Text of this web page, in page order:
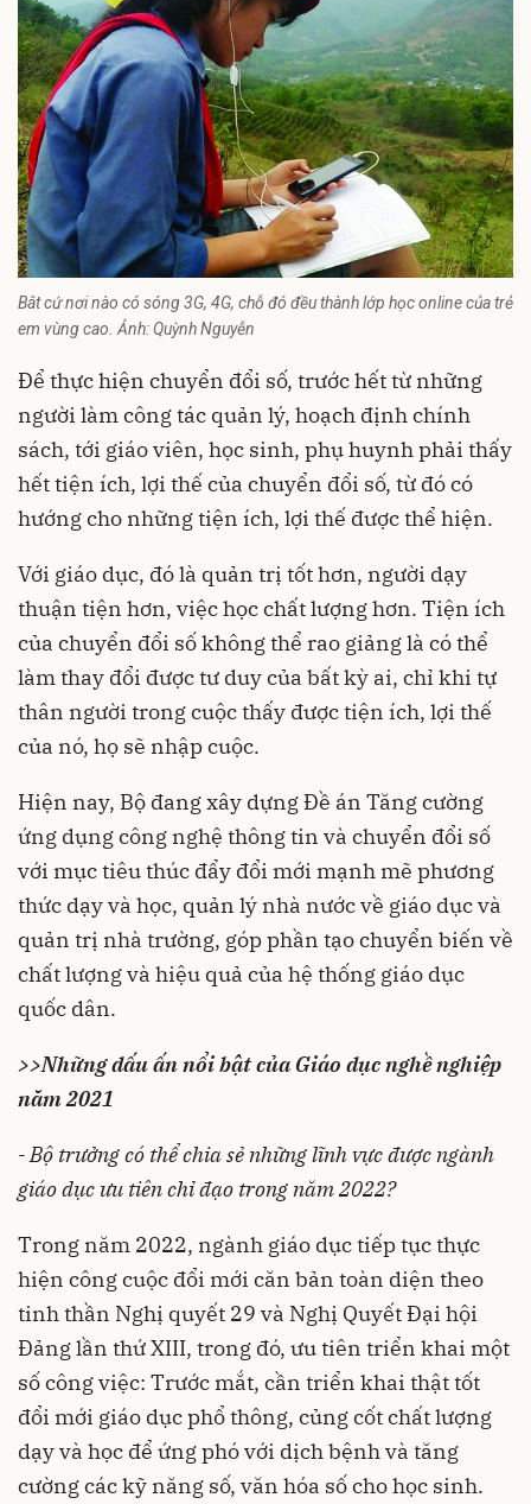
Bât cứ nơi nào có sóng 3G, 4G, chỗ đó đều thành lớp học online của trẻ
em vùng cao. Ảnh: Quỳnh Nguyễn
Để thực hiện chuyển đổi số, trước hết từ những
người làm công tác quản lý, hoạch định chính
sách, tới giáo viên, học sinh, phụ huynh phải thấy
hết tiện ích, lợi thế của chuyển đổi số, từ đó có
hướng cho những tiện ích, lợi thế được thể hiện.
Với giáo dục, đó là quản trị tốt hơn, người dạy
thuận tiện hơn, việc học chất lượng hơn. Tiện ích
của chuyển đổi số không thể rao giảng là có thể
làm thay đổi được tư duy của bất kỳ ai, chỉ khi tự
thân người trong cuộc thấy được tiện ích, lợi thế
của nó, họ sẽ nhập cuộc.
Hiện nay, Bộ đang xây dựng Đề án Tăng cường
ứng dụng công nghệ thông tin và chuyển đổi số
với mục tiêu thúc đẩy đổi mới mạnh mẽ phương
thức dạy và học, quản lý nhà nước về giáo dục và
quản trị nhà trường, góp phần tạo chuyển biến về
chất lượng và hiệu quả của hệ thống giáo dục
quốc dân.
>>Những dấu ấn nổi bật của Giáo dục nghề nghiệp
năm 2021
- Bộ trưởng có thể chia sẻ những lĩnh vực được ngành
giáo dục ưu tiên chỉ đạo trong năm 2022?
Trong năm 2022, ngành giáo dục tiếp tục thực
hiện công cuộc đổi mới căn bản toàn diện theo
tinh thần Nghị quyết 29 và Nghị Quyết Đại hội
Đảng lần thứ XIII, trong đó, ưu tiên triển khai một
số công việc: Trước mắt, cần triển khai thật tốt
đổi mới giáo dục phổ thông, củng cốt chất lượng
dạy và học để ứng phó với dịch bệnh và tăng
cường các kỹ năng số, văn hóa số cho học sinh.